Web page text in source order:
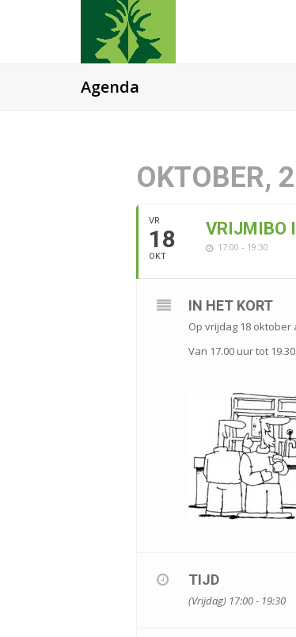
Agenda
OKTOBER,
VR
18
OKT
VRIJMIBO
17:00 - 19:30
IN HET KORT
Op vrijdag 18 oktober
Van 17.00 uur tot
TIJD
(Vrijdag) 17:00 - 19:30